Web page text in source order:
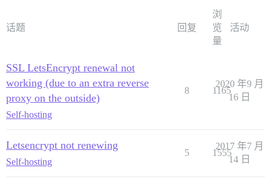
话题 回复
浏
览
量
活动
SSL LetsEncrypt renewal not
working (due to an extra reverse
proxy on the outside)
Self-hosting
8 1165
2020 年9 月
16 日
Letsencrypt not renewing
Self-hosting
5 1555
2017 年7 月
14 日